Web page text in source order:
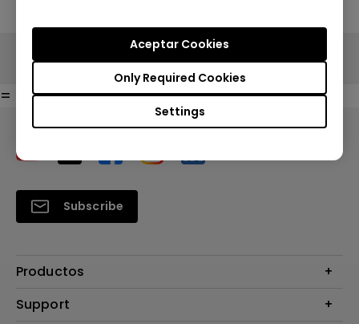
Settings
Only Required Cookies
Aceptar Cookies
=
Subscribe
Productos
Proyectores
Support